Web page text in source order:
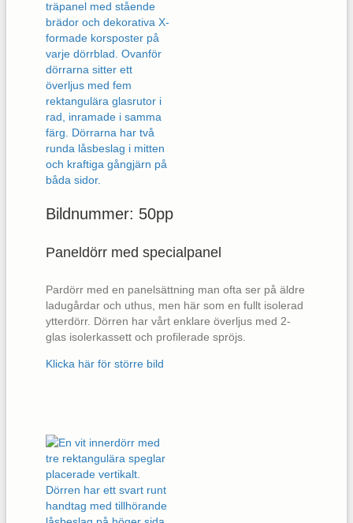
Bildnummer: 50pp
Paneldörr med specialpanel
Pardörr med en panelsättning man ofta ser på äldre
ladugårdar och uthus, men här som en fullt isolerad
ytterdörr. Dörren har vårt enklare överljus med 2-
glas isolerkassett och profilerade spröjs.
Klicka här för större bild